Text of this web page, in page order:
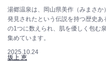
湯郷温泉は、岡山県美作（みまさ
発見されたという伝説を持つ歴史
の1つに数えられ、肌を優しく包む
集めています。
2025.10.24
坂上 恵